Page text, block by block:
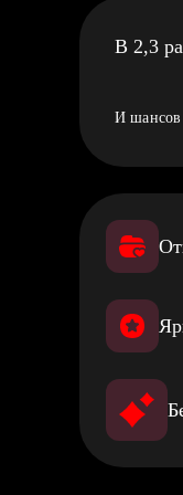
В 2,3
И шансов